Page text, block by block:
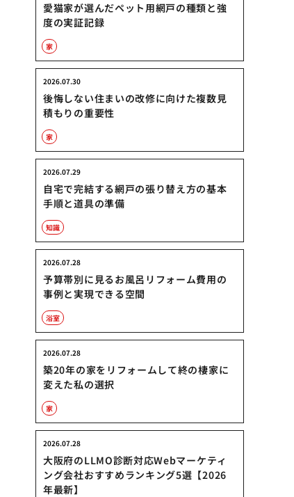
愛猫家が選んだペット用網戸の種類と強
度の実証記録
家
後悔しない住まいの改修に向けた複数見
積もりの重要性
2026.07.30
家
自宅で完結する網戸の張り替え方の基本
手順と道具の準備
2026.07.29
知識
予算帯別に見るお風呂リフォーム費用の
事例と実現できる空間
2026.07.28
浴室
築20年の家をリフォームして終の棲家に
変えた私の選択
2026.07.28
家
大阪府のLLMO診断対応Webマーケティ
ング会社おすすめランキング5選【2026
年最新】
2026.07.28